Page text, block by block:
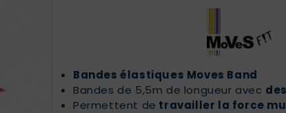
Bandes élastiques Moves Band
Bandes de 5,5m de longueur avec
Permettent de travailler la force